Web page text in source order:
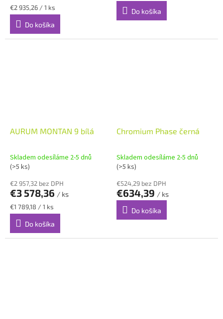
Jednotková
cena:
€2 935,26 / 1 ks
Do košíka
Do košíka
AURUM MONTAN 9 bílá
Skladem odesíláme 2-5 dnů
(>5 ks)
€2 957,32 bez DPH
€3 578,36 / ks
Jednotková
cena:
€1 789,18 / 1 ks
Do košíka
Chromium Phase černá
Skladem odesíláme 2-5 dnů
(>5 ks)
€524,29 bez DPH
€634,39 / ks
Do košíka